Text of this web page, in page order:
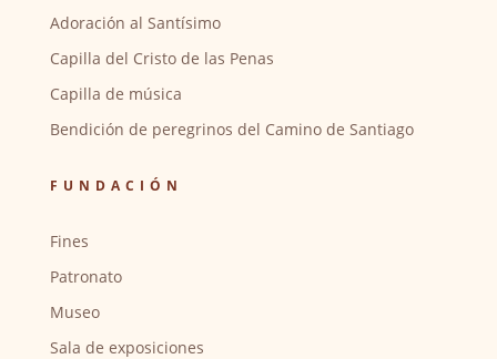
Adoración al Santísimo
Capilla del Cristo de las Penas
Capilla de música
Bendición de peregrinos del Camino de Santiago
FUNDACIÓN
Fines
Patronato
Museo
Sala de exposiciones